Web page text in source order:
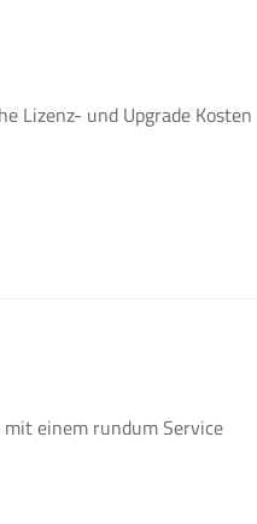
Lizenz- und Upgrade Kosten
einem rundum Service